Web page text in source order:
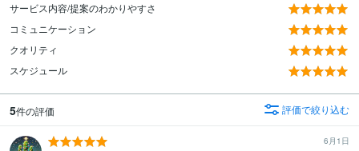
サービス内容/提案のわかりやすさ
コミュニケーション
クオリティ
スケジュール
5件の評価 評価で絞り込む
6月1日